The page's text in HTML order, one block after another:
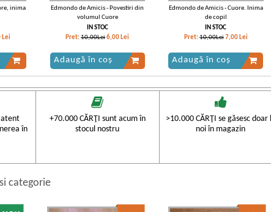
inima
Lei
Edmondo de Amicis - Povestiri din
volumul Cuore
IN STOC
Pret:10,00Lei6,00 Lei
Adaugă în coș
Edmondo de Amicis - Cuore. Inima
de copil
IN STOC
Pret:10,00Lei 7,00 Lei
Adaugă în coș
-30% -20%
atent
în
+70.000 CĂRŢI sunt acum în
stocul nostru
>10.000 CĂRŢI se găsesc doar
noi în magazin
categorie